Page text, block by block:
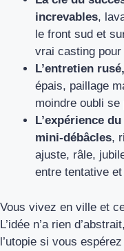
increvables,
le front sud et
vrai casting
L’entretien
épais, paillage
moindre oubli
L’expérience
mini-débâcles,
ajuste, râle,
entre tentative
Vous vivez en ville et
L’idée n’a rien
l’utopie si vous